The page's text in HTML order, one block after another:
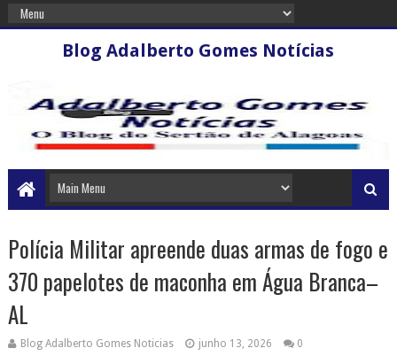
Blog Adalberto Gomes Notícias
Polícia Militar apreende duas armas de fogo e
370 papelotes de maconha em Água Branca–
AL
Blog Adalberto Gomes Noticias junho 13, 2026 0